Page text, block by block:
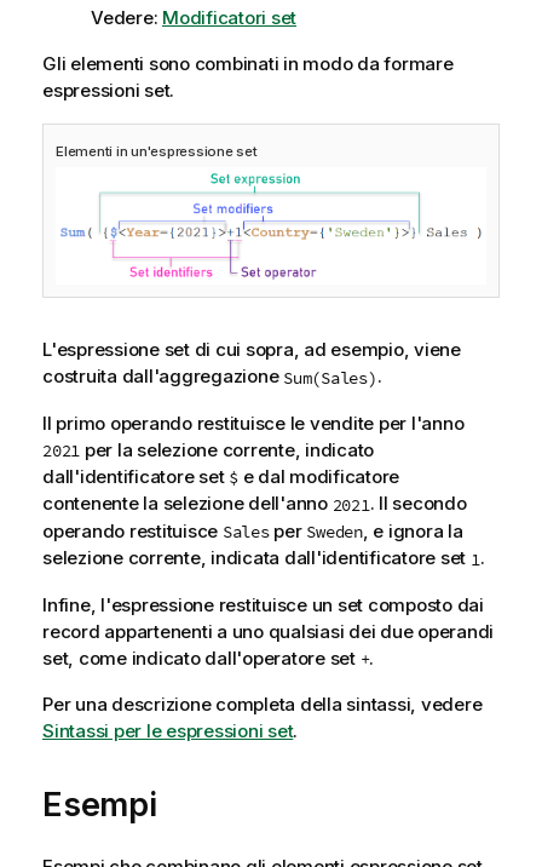
Vedere: Modificatori set
Gli elementi sono combinati in modo da formare
espressioni set.
Elementi in un'espressione set
L'espressione set di cui sopra, ad esempio, viene
costruita dall'aggregazione Sum(Sales).
Il primo operando restituisce le vendite per l'anno
2021 per la selezione corrente, indicato
dall'identificatore set $e dal modificatore
contenente la selezione dell'anno 2021. Il secondo
operando restituisce Salesper Sweden, e ignora la
selezione corrente, indicata dall'identificatore set 1.
Infine, l'espressione restituisce un set composto dai
record appartenenti a uno qualsiasi dei due operandi
set, come indicato dall'operatore set +.
Per una descrizione completa della sintassi, vedere
Sintassi per le espressioni set.
Esempi